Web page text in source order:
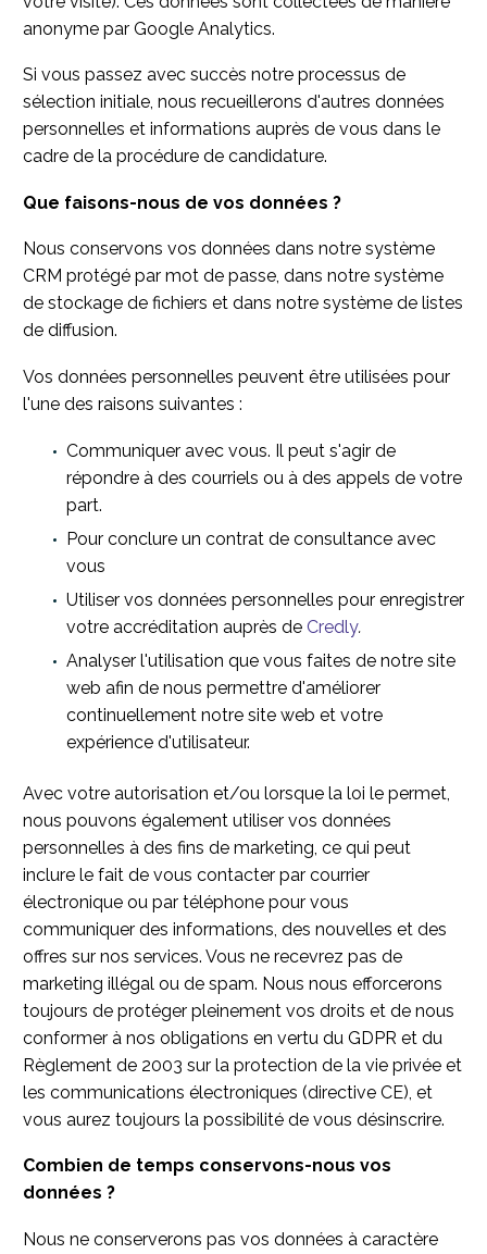
anonyme par Google Analytics.
Si vous passez avec succès notre processus de
sélection initiale, nous recueillerons d'autres données
personnelles et informations auprès de vous dans le
cadre de la procédure de candidature.
Que faisons-nous de vos données ?
Nous conservons vos données dans notre système
CRM protégé par mot de passe, dans notre système
de stockage de fichiers et dans notre système de listes
de diffusion.
Vos données personnelles peuvent être utilisées pour
l'une des raisons suivantes :
Communiquer avec vous. Il peut s'agir de
répondre à des courriels ou à des appels de votre
part.
Pour conclure un contrat de consultance avec
vous
Utiliser vos données personnelles pour enregistrer
votre accréditation auprès de Credly.
Analyser l'utilisation que vous faites de notre site
web afin de nous permettre d'améliorer
continuellement notre site web et votre
expérience d'utilisateur.
Avec votre autorisation et/ou lorsque la loi le permet,
nous pouvons également utiliser vos données
personnelles à des fins de marketing, ce qui peut
inclure le fait de vous contacter par courrier
électronique ou par téléphone pour vous
communiquer des informations, des nouvelles et des
offres sur nos services. Vous ne recevrez pas de
marketing illégal ou de spam. Nous nous efforcerons
toujours de protéger pleinement vos droits et de nous
conformer à nos obligations en vertu du GDPR et du
Règlement de 2003 sur la protection de la vie privée et
les communications électroniques (directive CE), et
vous aurez toujours la possibilité de vous désinscrire.
Combien de temps conservons-nous vos
données ?
Nous ne conserverons pas vos données à caractère